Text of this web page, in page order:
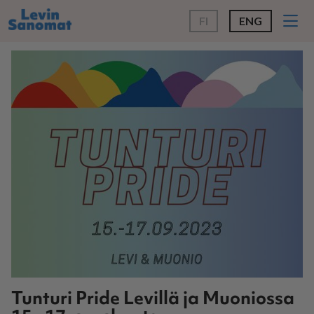
FI ENG
Tunturi Pride Levillä ja Muoniossa